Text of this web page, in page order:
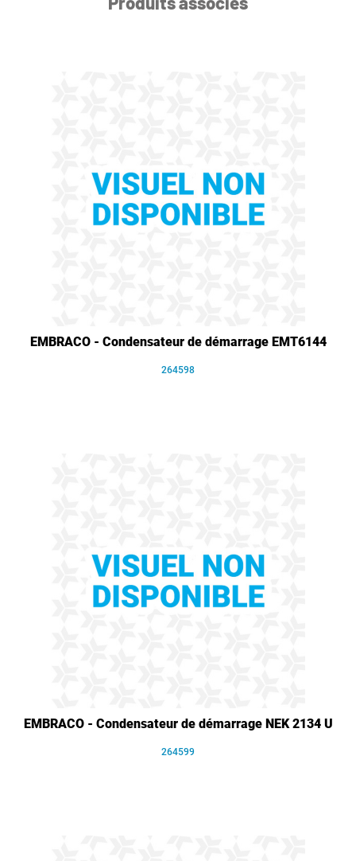
EMBRACO - Condensateur de démarrage EMT6144
264598
EMBRACO - Condensateur de démarrage NEK 2134 U
264599